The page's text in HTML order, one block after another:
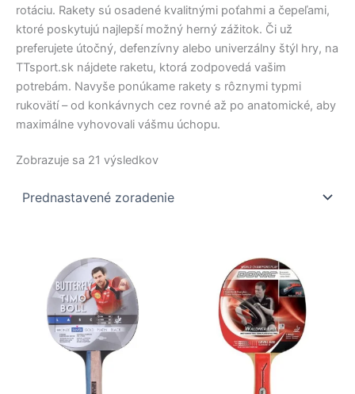
rotáciu. Rakety sú osadené kvalitnými poťahmi a čepeľami,
ktoré poskytujú najlepší možný herný zážitok. Či už
preferujete útočný, defenzívny alebo univerzálny štýl hry, na
TTsport.sk nájdete raketu, ktorá zodpovedá vašim
potrebám. Navyše ponúkame rakety s rôznymi typmi
rukovätí – od konkávnych cez rovné až po anatomické, aby
maximálne vyhovovali vášmu úchopu.
Zobrazuje sa 21 výsledkov